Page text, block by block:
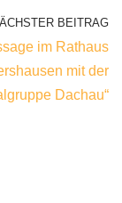
BEITRAG
im Rathaus
mit der
Dachau“